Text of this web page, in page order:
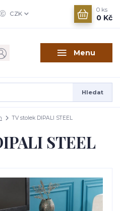
Menu
CZK
Hledat
0 ks
0 Kč
TV stolek DIPALI STEEL
STEEL